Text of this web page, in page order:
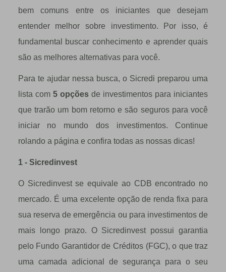
bem comuns entre os iniciantes que desejam
entender melhor sobre investimento. Por isso, é
fundamental buscar conhecimento e aprender quais
são as melhores alternativas para você.
Para te ajudar nessa busca, o Sicredi preparou uma
lista com 5 opções de investimentos para iniciantes
que trarão um bom retorno e são seguros para você
iniciar no mundo dos investimentos. Continue
rolando a página e confira todas as nossas dicas!
1 - Sicredinvest
O Sicredinvest se equivale ao CDB encontrado no
mercado. É uma excelente opção de renda fixa para
sua reserva de emergência ou para investimentos de
mais longo prazo. O Sicredinvest possui garantia
pelo Fundo Garantidor de Créditos (FGC), o que traz
uma camada adicional de segurança para o seu